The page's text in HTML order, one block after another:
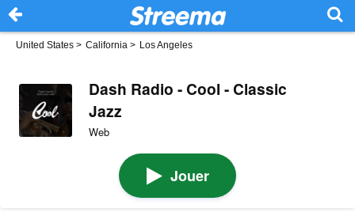
United States > California > Los Angeles
Dash Radio - Cool - Classic
Jazz
Web
Jouer